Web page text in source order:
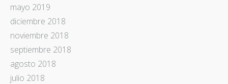
mayo 2019
diciembre 2018
noviembre 2018
septiembre 2018
agosto 2018
julio 2018